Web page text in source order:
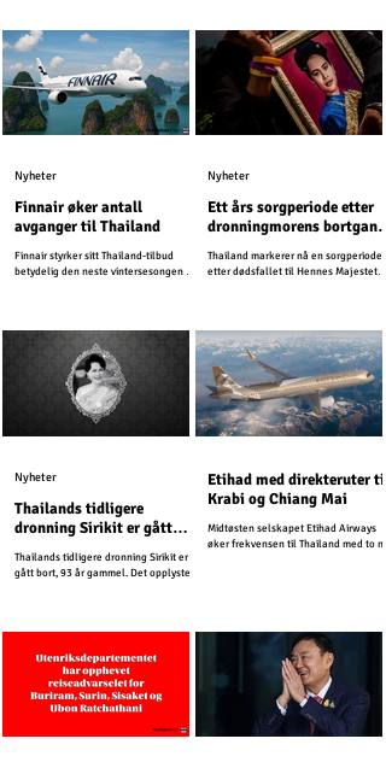
papirskjemaet TM6 og forenkler
immigrasjonsprosessen.
Finnair øker antall
avganger til Thailand
Finnair styrker sitt Thailand-tilbud
betydelig den neste vintersesongen og
Nyheter
Ett års sorgperiode etter
dronningmorens bortgang
– turismen vil fortsette
som normalt
Thailand markerer nå en sorgperiode
etter dødsfallet til Hennes Majestet
Nyheter
Thailands tidligere
dronning Sirikit er gått
Thailands tidligere dronning Sirikit er
gått bort, 93 år gammel. Det opplyste
Nyheter
Etihad med direkteruter til
Krabi og Chiang Mai
Midtøsten selskapet Etihad Airways
øker frekvensen til Thailand med to